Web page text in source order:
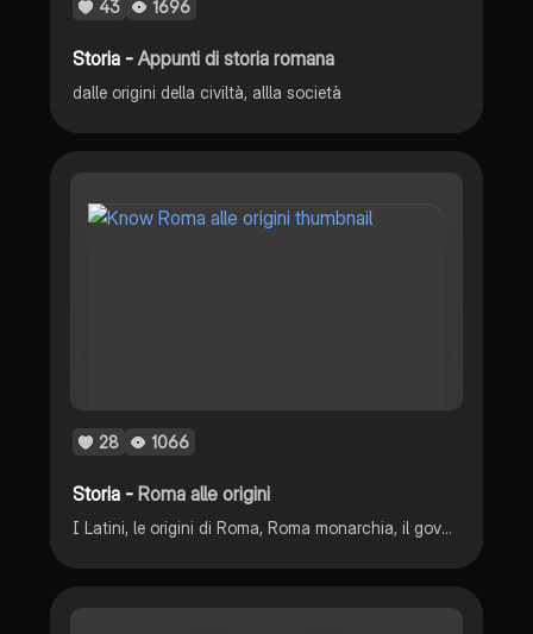
43 1696
Storia -Appunti di storia romana
dalle origini della civiltà, allla società
28 1066
Storia -Roma alle origini
I Latini, le origini di Roma, Roma monarchia, il governo